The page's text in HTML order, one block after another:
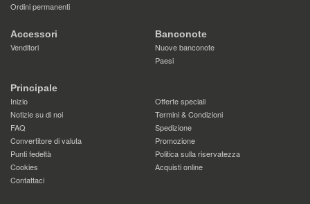
Ordini permanenti
Accessori
Venditori
Banconote
Nuove banconote
Paesi
Principale
Inizio
Offerte speciali
Notizie su di noi
Termini & Condizioni
FAQ
Spedizione
Convertitore di valuta
Promozione
Punti fedeltà
Politica sulla riservatezza
Cookies
Acquisti online
Contattaci